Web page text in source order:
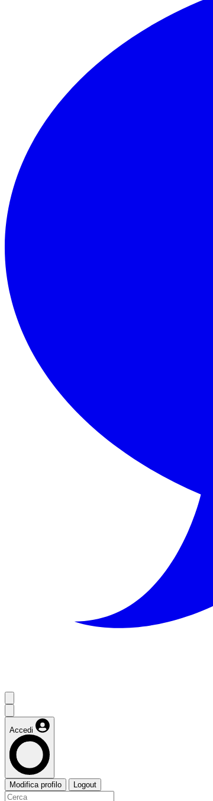
Accedi
Modifica profilo Logout